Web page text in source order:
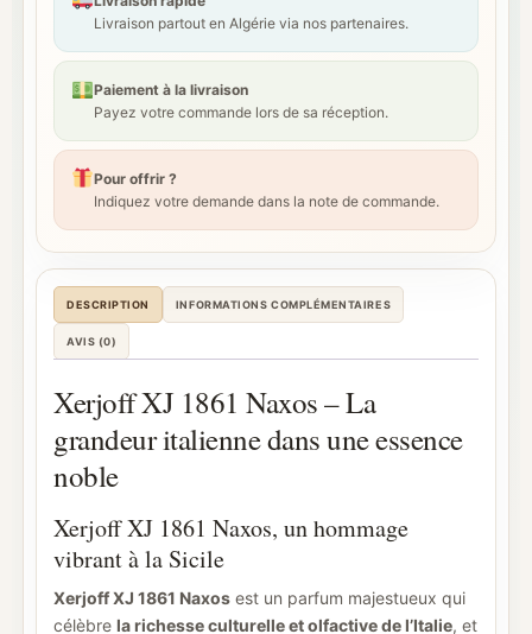
Livraison partout en Algérie via nos partenaires.
Paiement à la livraison
Payez votre commande lors de sa réception.
Pour offrir ?
Indiquez votre demande dans la note de commande.
DESCRIPTION INFORMATIONS COMPLÉMENTAIRES
AVIS (0)
Xerjoff XJ 1861 Naxos – La
grandeur italienne dans une essence
noble
Xerjoff XJ 1861 Naxos, un hommage
vibrant à la Sicile
Xerjoff XJ 1861 Naxos est un parfum majestueux qui
célèbre la richesse culturelle et olfactive de l’Italie, et